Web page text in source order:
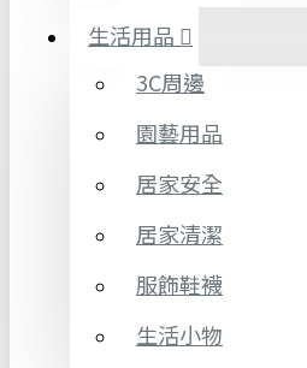
生活用品
3C周邊
園藝用品
居家安全
居家清潔
服飾鞋襪
生活小物